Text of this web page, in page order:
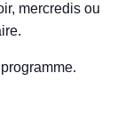
mercredis ou